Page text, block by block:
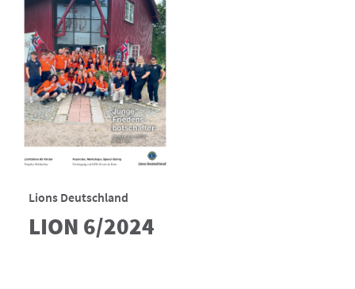
Lions Deutschland
LION 6/2024